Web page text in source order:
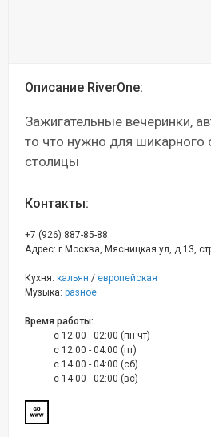
Описание RiverOne:
Зажигательные вечеринки,
то что нужно для шикарного
столицы
Контакты:
+7 (926) 887-85-88
Адрес: г Москва, Мясницкая ул, д 13,
Кухня: кальян / европейская
Музыка: разное
Время работы:
c 12:00 - 02:00 (пн-чт)
c 12:00 - 04:00 (пт)
c 14:00 - 04:00 (сб)
c 14:00 - 02:00 (вс)